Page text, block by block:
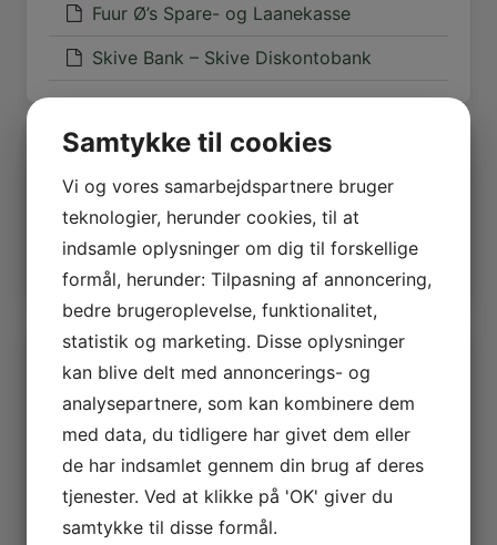
Fuur Ø’s Spare- og Laanekasse
Skive Bank – Skive Diskontobank
Mere
Udskriftsvenlig udgave
Hvad henviser hertil
Seneste artikler
Estvadgaard plantage
5. august 2026
Hotel Jylland – Jægerkroen (fra 1866)
Hotel Skive (1903 – 1913)
19. juli 2026
Samtykke til cookies
Vi og vores samarbejdspartnere bruger
teknologier, herunder cookies, til at
indsamle oplysninger om dig til forskellige
formål, herunder: Tilpasning af annoncering,
bedre brugeroplevelse, funktionalitet,
statistik og marketing. Disse oplysninger
kan blive delt med annoncerings- og
analysepartnere, som kan kombinere dem
med data, du tidligere har givet dem eller
de har indsamlet gennem din brug af deres
tjenester. Ved at klikke på 'OK' giver du
samtykke til disse formål.